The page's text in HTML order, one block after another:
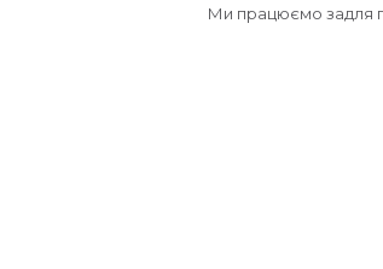
Ми працюємо задля